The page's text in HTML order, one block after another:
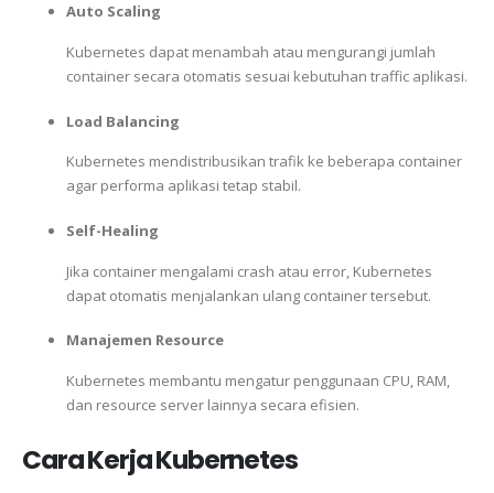
Auto Scaling
Kubernetes dapat menambah atau mengurangi jumlah
container secara otomatis sesuai kebutuhan traffic aplikasi.
Load Balancing
Kubernetes mendistribusikan trafik ke beberapa container
agar performa aplikasi tetap stabil.
Self-Healing
Jika container mengalami crash atau error, Kubernetes
dapat otomatis menjalankan ulang container tersebut.
Manajemen Resource
Kubernetes membantu mengatur penggunaan CPU, RAM,
dan resource server lainnya secara efisien.
Cara Kerja Kubernetes